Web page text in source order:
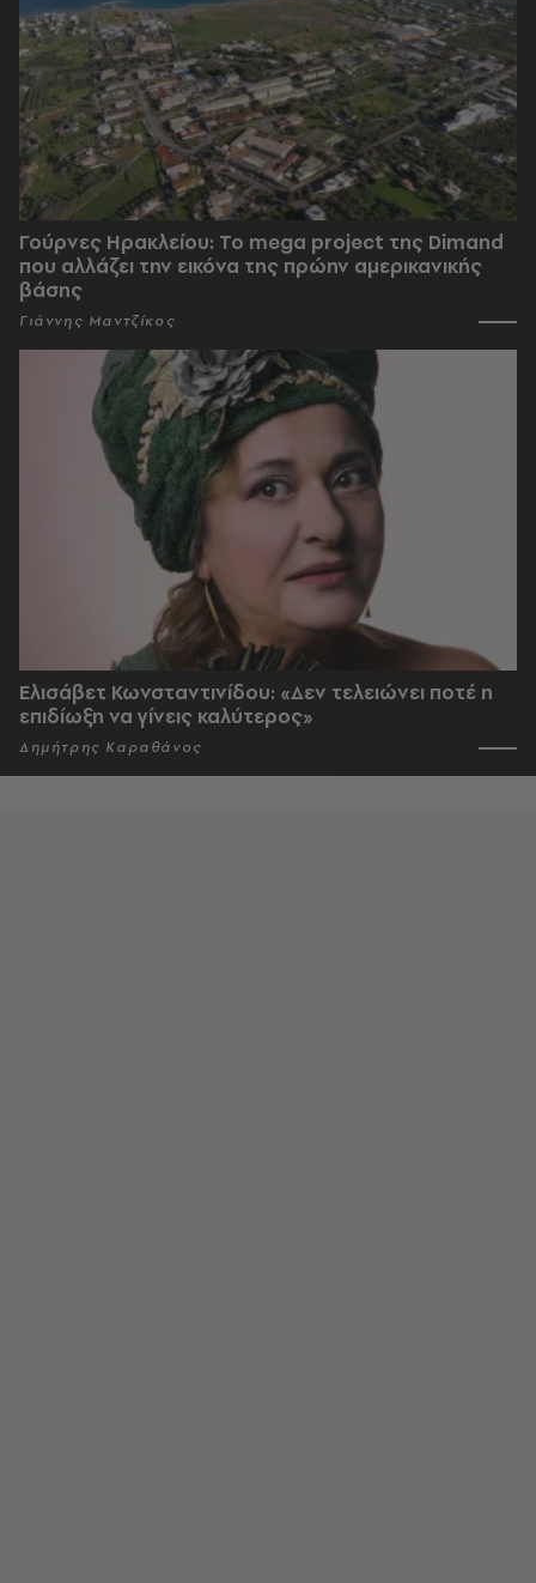
Γούρνες Ηρακλείου: To mega project της Dimand
που αλλάζει την εικόνα της πρώην αμερικανικής
βάσης
Γιάννης Μαντζίκος
Ελισάβετ Κωνσταντινίδου: «Δεν τελειώνει ποτέ η
επιδίωξη να γίνεις καλύτερος»
Δημήτρης Καραθάνος